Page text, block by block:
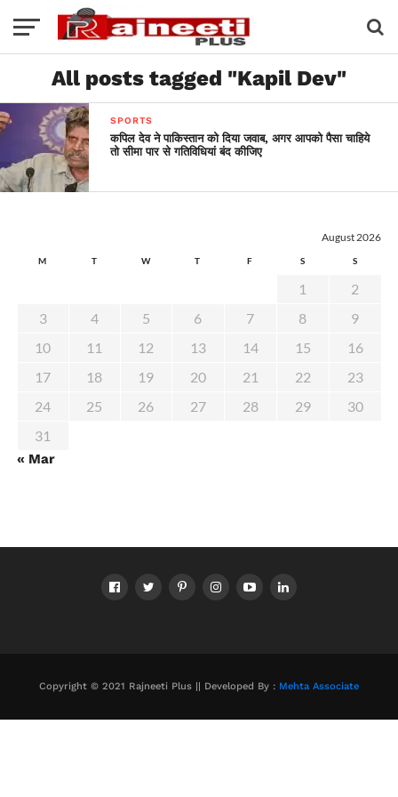
All posts tagged "Kapil Dev"
SPORTS
कपिल देव ने पाकिस्तान को दिया जवाब, अगर आपको पैसा चाहिये
तो सीमा पार से गतिविधियां बंद कीजिए
August 2026
M T W T F S S
1
2
3
4 5 6 7 8
9
10
11 12 13 14 15
16
17
18 19 20 21 22
23
24
25 26 27 28 29
30
31
« Mar
Copyright © 2021 Rajneeti Plus || Developed By : Mehta Associate